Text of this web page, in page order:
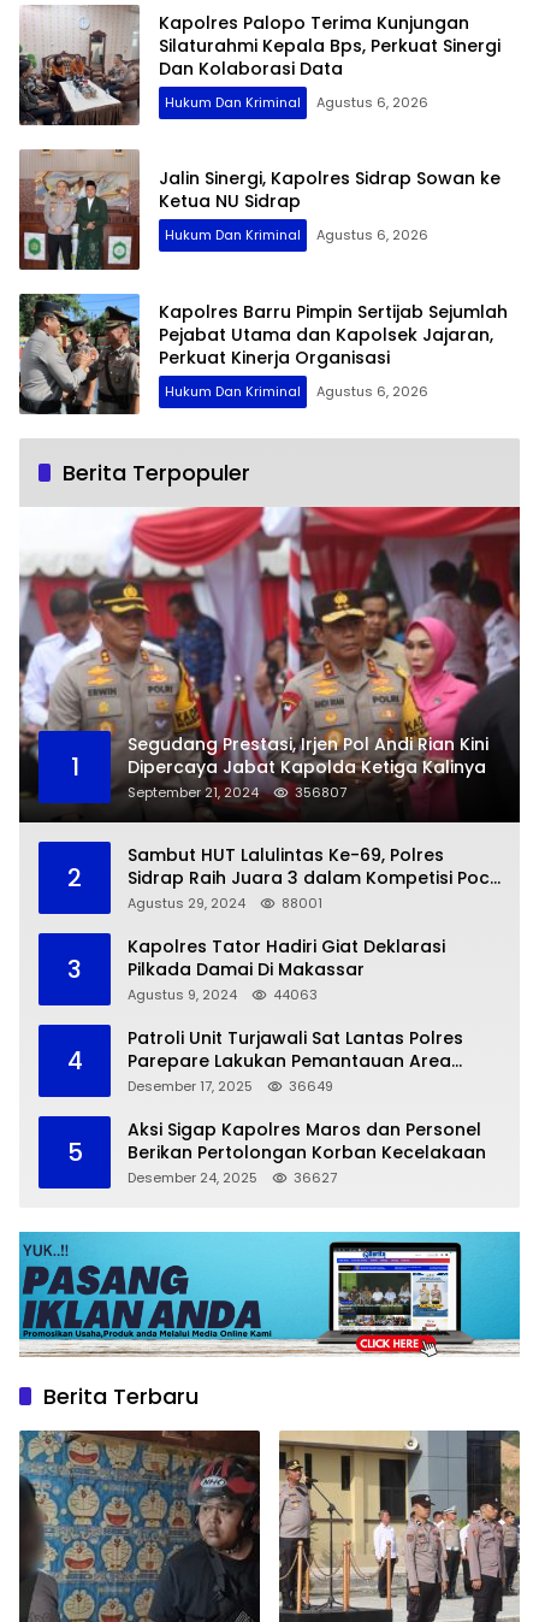
Kapolres Palopo Terima Kunjungan
Silaturahmi Kepala Bps, Perkuat Sinergi
Dan Kolaborasi Data
Hukum Dan Kriminal Agustus 6, 2026
Jalin Sinergi, Kapolres Sidrap Sowan ke
Ketua NU Sidrap
Hukum Dan Kriminal Agustus 6, 2026
Kapolres Barru Pimpin Sertijab Sejumlah
Pejabat Utama dan Kapolsek Jajaran,
Perkuat Kinerja Organisasi
Hukum Dan Kriminal Agustus 6, 2026
Berita Terpopuler
1
Segudang Prestasi, Irjen Pol Andi Rian Kini
Dipercaya Jabat Kapolda Ketiga Kalinya
September 21, 2024 356807
2
Sambut HUT Lalulintas Ke-69, Polres
Sidrap Raih Juara 3 dalam Kompetisi Pocil
Zona 5
Agustus 29, 2024 88001
3
Kapolres Tator Hadiri Giat Deklarasi
Pilkada Damai Di Makassar
Agustus 9, 2024 44063
4
Patroli Unit Turjawali Sat Lantas Polres
Parepare Lakukan Pemantauan Area
Larangan Parkir
Desember 17, 2025 36649
5
Aksi Sigap Kapolres Maros dan Personel
Berikan Pertolongan Korban Kecelakaan
Desember 24, 2025 36627
Berita Terbaru